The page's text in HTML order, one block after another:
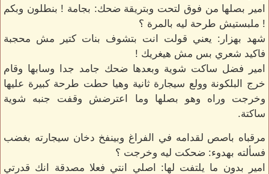
امير بصلها من فوق لتحت وبتريقة ضحك: بجامة ! بنطلون وبكم
! ملبستيش طرحة ليه بالمرة ؟
شهد بهزار: يعني قولت انت بتشوف بنات كتير مش محجبة
فاكيد شعري بس مش هيغريك !
امير فضل ساكت شوية وبعدها ضحك جامد جدا وسابها وقام
خرج البلكونة وولع سيجارة ثانية وهيا حطت طرحة كبيرة عليها
وخرجت وراه وهو بصلها وما اعترضش وقفت جنبه شوية
ساكتة.
مرقباه باصص لقدامه في الفراغ وبينفخ دخان سيجارته بغضب
فسألته بهدوء: ضحكت ليه وخرجت ؟
امير بدون ما يلتفت لها: اصلي انتي فعلا مصدقة انك قدرتي